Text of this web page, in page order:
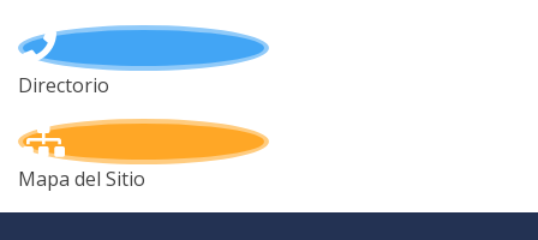
Directorio
Mapa del Sitio